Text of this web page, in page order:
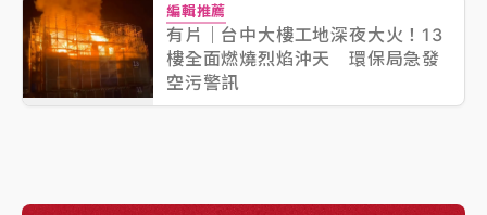
編輯推薦
有片｜台中大樓工地深夜大火！13
樓全面燃燒烈焰沖天 環保局急發
空污警訊